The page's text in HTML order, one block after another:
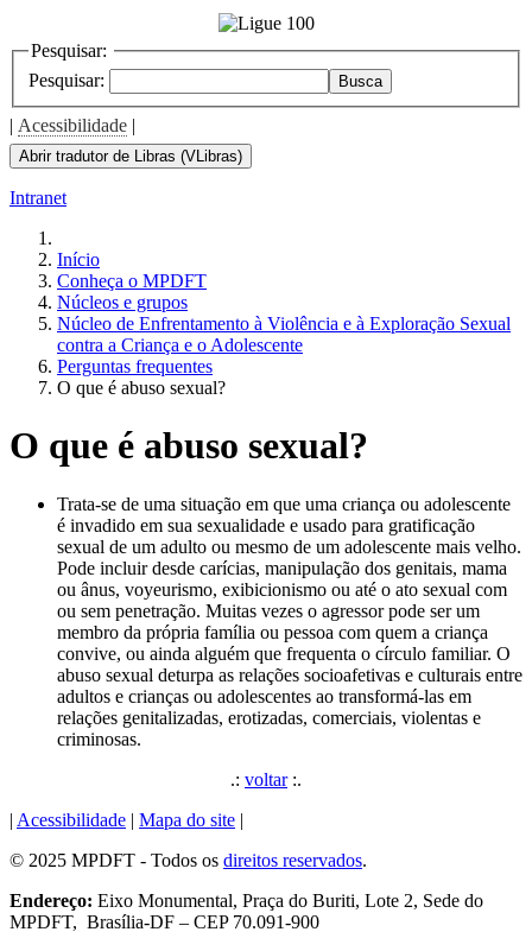
Pesquisar:
Pesquisar:
Busca
| Acessibilidade |
Abrir tradutor de Libras (VLibras)
Intranet
Início
Conheça o MPDFT
Núcleos e grupos
Núcleo de Enfrentamento à Violência e à Exploração Sexual
contra a Criança e o Adolescente
Perguntas frequentes
O que é abuso sexual?
O que é abuso sexual?
Trata-se de uma situação em que uma criança ou adolescente
é invadido em sua sexualidade e usado para gratificação
sexual de um adulto ou mesmo de um adolescente mais velho.
Pode incluir desde carícias, manipulação dos genitais, mama
ou ânus, voyeurismo, exibicionismo ou até o ato sexual com
ou sem penetração. Muitas vezes o agressor pode ser um
membro da própria família ou pessoa com quem a criança
convive, ou ainda alguém que frequenta o círculo familiar. O
abuso sexual deturpa as relações socioafetivas e culturais entre
adultos e crianças ou adolescentes ao transformá-las em
relações genitalizadas, erotizadas, comerciais, violentas e
criminosas.
.: voltar:.
| Acessibilidade | Mapa do site |
© 2025 MPDFT - Todos os direitos reservados.
Endereço: Eixo Monumental, Praça do Buriti, Lote 2, Sede do
MPDFT, Brasília-DF – CEP 70.091-900